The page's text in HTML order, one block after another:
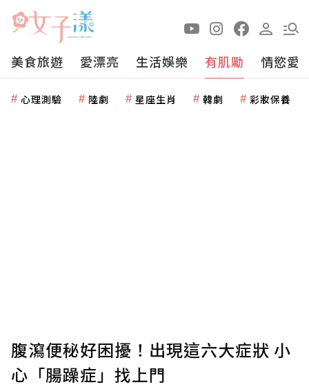
美食旅遊 愛漂亮 生活娛樂 有肌勵 情慾愛
心理測驗 陸劇 星座生肖 韓劇 彩妝保養
腹瀉便秘好困擾！出現這六大症狀 小
心「腸躁症」找上門